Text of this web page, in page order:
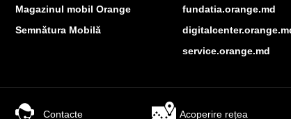
Magazinul mobil Orange
Semnătura Mobilă
fundatia.orange.md
service.orange.md
Contacte Acoperire rețea